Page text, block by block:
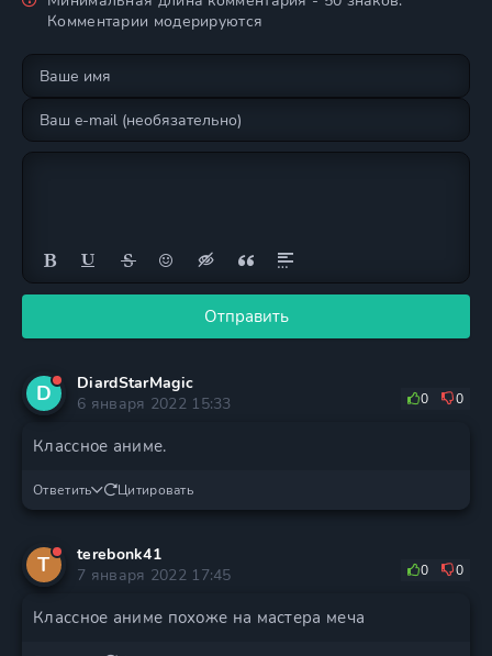
Комментарии модерируются
Отправить
D
DiardStarMagic
6 января 2022 15:33
0 0
Классное аниме.
Ответить Цитировать
T
terebonk41
7 января 2022 17:45
0 0
Классное аниме похоже на мастера меча